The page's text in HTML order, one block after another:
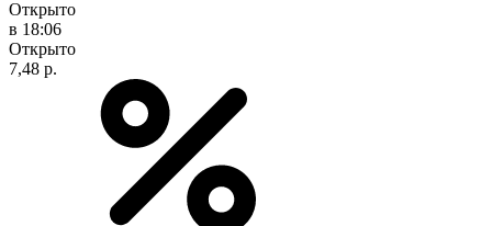
Открыто
в 18:06
Открыто
7,48 р.